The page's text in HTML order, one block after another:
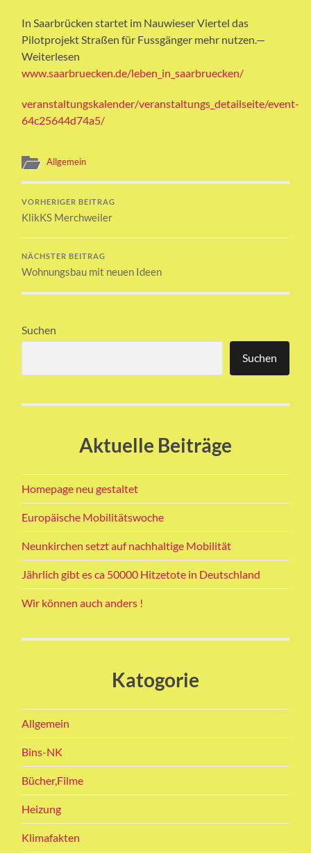
In Saarbrücken startet im Nauwieser Viertel das
Pilotprojekt Straßen für Fussgänger mehr nutzen.—
Weiterlesen
www.saarbruecken.de/leben_in_saarbruecken/
veranstaltungskalender/veranstaltungs_detailseite/event-
64c25644d74a5/
Allgemein
VORHERIGER BEITRAG
KlikKS Merchweiler
NÄCHSTER BEITRAG
Wohnungsbau mit neuen Ideen
Suchen
Suchen
Aktuelle Beiträge
Homepage neu gestaltet
Europäische Mobilitätswoche
Neunkirchen setzt auf nachhaltige Mobilität
Jährlich gibt es ca 50000 Hitzetote in Deutschland
Wir können auch anders !
Katogorie
Allgemein
Bins-NK
Bücher,Filme
Heizung
Klimafakten